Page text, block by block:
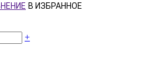
В ИЗБРАННОЕ
+